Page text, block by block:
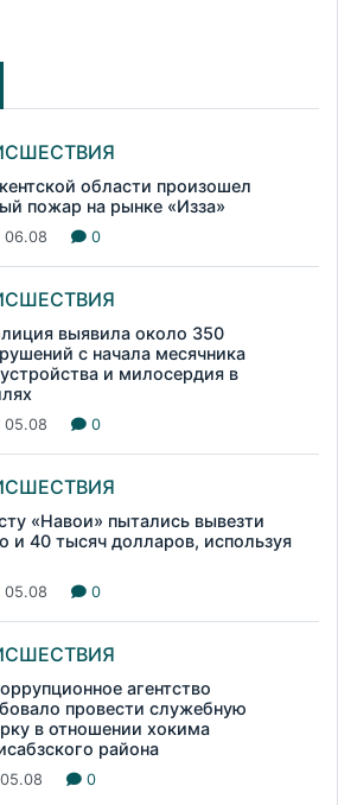
области произошел
пожар на рынке «Изза»
06.08 0
выявила около 350
с начала месячника
и милосердия в
05.08 0
«Навои» пытались вывезти
и 40 тысяч долларов, используя
05.08 0
агентство
провести служебную
в отношении хокима
района
0